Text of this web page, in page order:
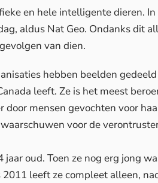
en hele intelligente dieren.
aldus Nat Geo. Ondanks dit
van dien.
hebben beelden
leeft. Ze is het meest
door mensen gevochten voor
voor de
jaar oud. Toen ze nog erg jong
2011 leeft ze compleet alleen,